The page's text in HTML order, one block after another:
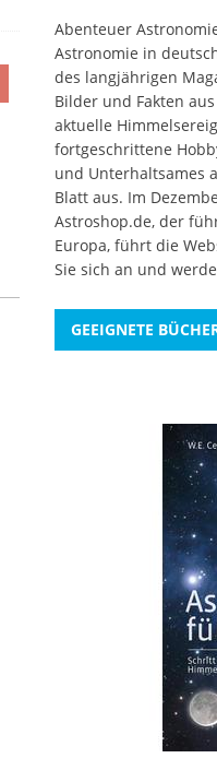
Abenteuer
Astronomie in
des langjährigen
Bilder und Fakten
aktuelle
fortgeschrittene
und Unterhaltsames
Blatt aus. Im
Astroshop.de, der
Europa, führt die
Sie sich an und
GEEIGNETE